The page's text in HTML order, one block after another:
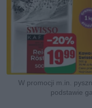
W promocji m.in.
podstawie